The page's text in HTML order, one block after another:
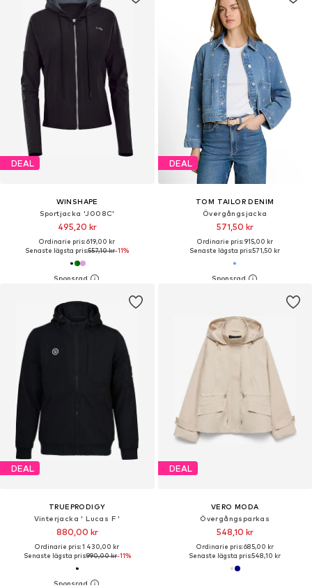
DEAL
WINSHAPE
Sportjacka 'J008C'
495,20 kr
Ordinarie pris: 619,00 kr
Senaste lägsta pris:557,10 kr-11%
DEAL
TOM TAILOR DENIM
Övergångsjacka
571,50 kr
Ordinarie pris: 915,00 kr
Senaste lägsta pris:571,50 kr
DEAL
TRUEPRODIGY
Vinterjacka ' Lucas F '
880,00 kr
Ordinarie pris: 1 430,00 kr
Senaste lägsta pris:990,00 kr-11%
DEAL
VERO MODA
Övergångsparkas
548,10 kr
Ordinarie pris: 685,00 kr
Senaste lägsta pris:548,10 kr